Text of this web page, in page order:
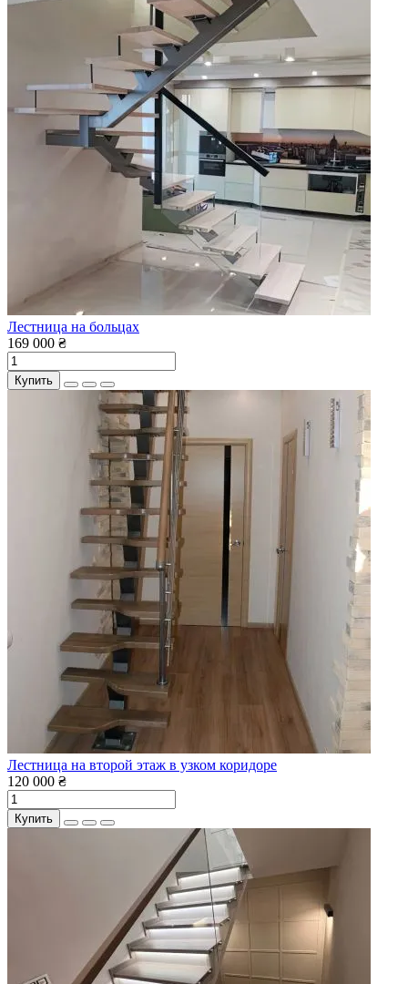
Лестница на больцах
169 000 ₴
Купить
Лестница на второй этаж в узком коридоре
120 000 ₴
Купить